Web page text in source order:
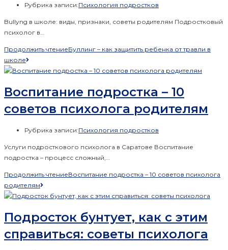
Рубрика записи:Психология подростков
Bullyng в школе: виды, признаки, советы родителям Подростковый
психолог в…
Продолжить чтениеБуллинг – как защитить ребенка от травли в
школе
Воспитание подростка – 10
советов психолога родителям
Рубрика записи:Психология подростков
Услуги подросткового психолога в Саратове Воспитание
подростка – процесс сложный,…
Продолжить чтениеВоспитание подростка – 10 советов психолога
родителям
Подросток бунтует, как с этим
справиться: советы психолога